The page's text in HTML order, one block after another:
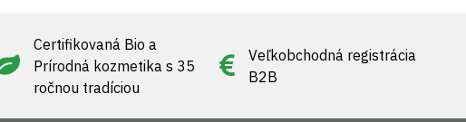
Certifikovaná Bio a
Prírodná kozmetika s 35
ročnou tradíciou
Veľkobchodná registrácia
B2B